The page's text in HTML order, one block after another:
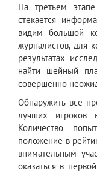
На третьем
стекается
видим большой
журналистов, для
результатах
найти шейный
совершенно
Обнаружить все
лучших
Количество
положение в
внимательным
оказаться в